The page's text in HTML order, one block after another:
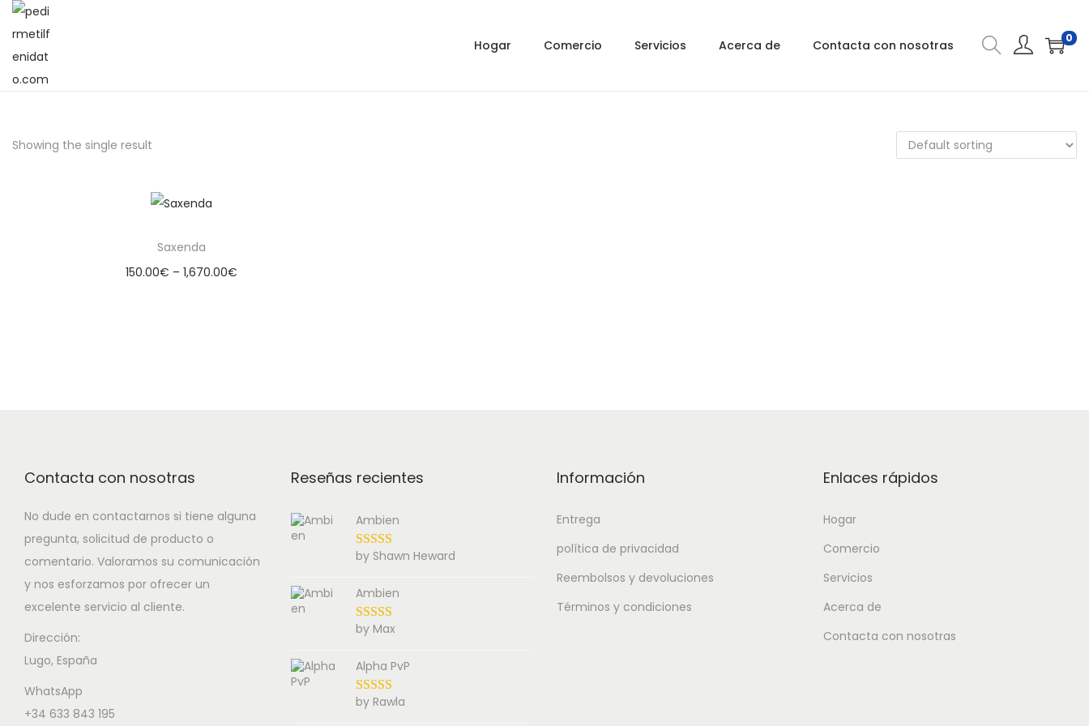
Hogar Comercio Servicios Acerca de Contacta con nosotras 0
Showing the single result
Saxenda
150.00€ – 1,670.00€
Contacta con nosotras
No dude en contactarnos si tiene alguna
pregunta, solicitud de producto o
comentario. Valoramos su comunicación
y nos esforzamos por ofrecer un
excelente servicio al cliente.
Dirección:
Lugo, España
WhatsApp
+34 633 843 195
Reseñas recientes
Ambien
by Shawn Heward
Ambien
by Max
Alpha PvP
by Rawla
Información
Entrega
política de privacidad
Reembolsos y devoluciones
Términos y condiciones
Enlaces rápidos
Hogar
Comercio
Servicios
Acerca de
Contacta con nosotras